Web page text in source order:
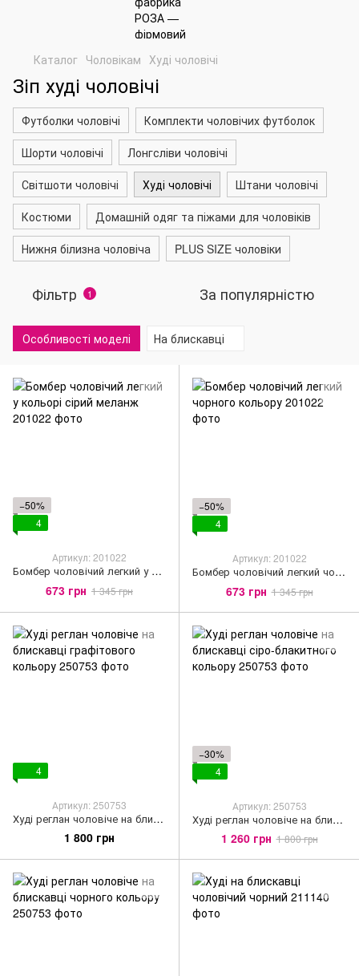
Каталог Чоловікам Худі чоловічі
Зіп худі чоловічі
Футболки чоловічі
Комплекти чоловічих футболок
Шорти чоловічі
Лонгсліви чоловічі
Світшоти чоловічі
Худі чоловічі
Штани чоловічі
Костюми
Домашній одяг та піжами для чоловіків
Нижня білизна чоловіча
PLUS SIZE чоловіки
Фільтр 1 За популярністю
Особливості моделі На блискавці
−50%
4
Артикул: 201022
Бомбер чоловічий легкий у кольорі сірий меланж
673 грн 1 345 грн
−50%
4
Артикул: 201022
Бомбер чоловічий легкий чорного кольору
673 грн 1 345 грн
4
Артикул: 250753
Худі реглан чоловіче на блискавці графітового кольору
1 800 грн
−30%
4
Артикул: 250753
Худі реглан чоловіче на блискавці сіро-блакитного кольору
1 260 грн 1 800 грн